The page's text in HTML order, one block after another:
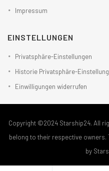
Impressum
EINSTELLUNGEN
Privatsphäre-Einstellungen
Historie Privatsphäre-
Einwilligungen widerrufen
Copyright ©2024 Starship24. All
belong to their respective
by